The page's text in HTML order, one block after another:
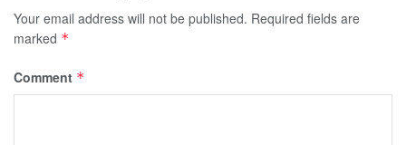
Your email address will not be published. Required fields are
marked *
Comment *